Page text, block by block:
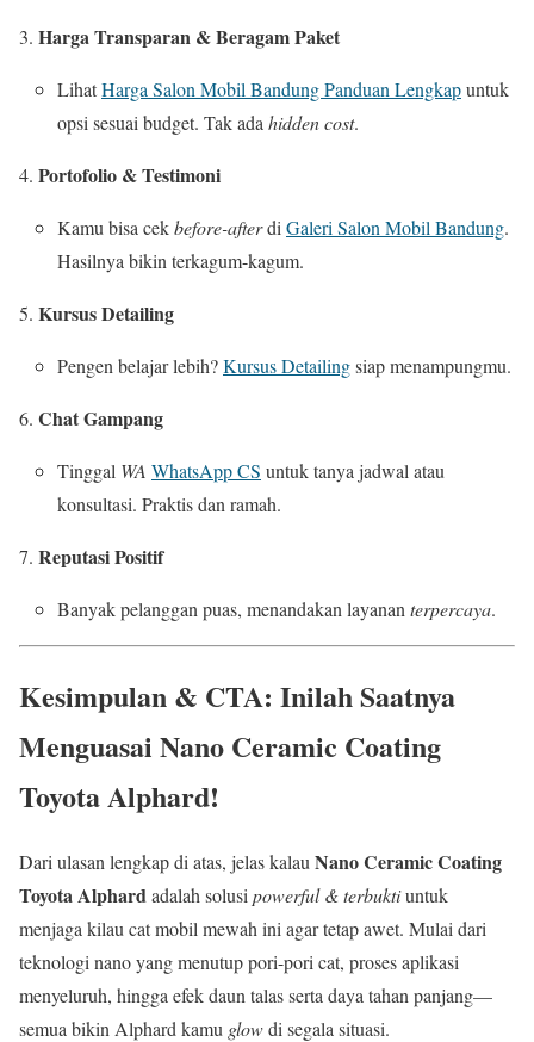
Harga Transparan & Beragam Paket
LihatHarga Salon Mobil Bandung Panduan Lengkapuntuk
opsi sesuai budget. Tak ada hidden cost.
Portofolio & Testimoni
Kamu bisa cekbefore-afterdi Galeri Salon Mobil Bandung.
Hasilnya bikin terkagum-kagum.
Kursus Detailing
Pengen belajar lebih?Kursus Detailingsiap menampungmu.
Chat Gampang
Tinggal WA WhatsApp CS untuk tanya jadwal atau
konsultasi. Praktis dan ramah.
Reputasi Positif
Banyak pelanggan puas, menandakan layanan terpercaya.
Kesimpulan & CTA: Inilah Saatnya
Menguasai Nano Ceramic Coating
Toyota Alphard!
Dari ulasan lengkap di atas, jelas kalau Nano Ceramic Coating
Toyota Alphardadalah solusi powerful & terbuktiuntuk
menjaga kilau cat mobil mewah ini agar tetap awet. Mulai dari
teknologi nano yang menutup pori-pori cat, proses aplikasi
menyeluruh, hingga efek daun talas serta daya tahan panjang—
semua bikin Alphard kamu glowdi segala situasi.